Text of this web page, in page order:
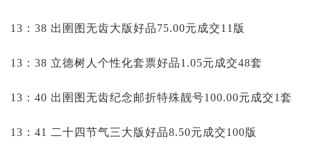
13：38 出圉图无齿大版好品75.00元成交11版
13：38 立德树人个性化套票好品1.05元成交48套
13：40 出圉图无齿纪念邮折特殊靓号100.00元成交1套
13：41 二十四节气三大版好品8.50元成交100版